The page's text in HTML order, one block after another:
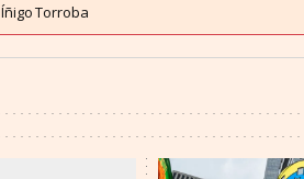
Íñigo Torroba